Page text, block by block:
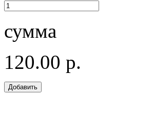
сумма
120.00 р.